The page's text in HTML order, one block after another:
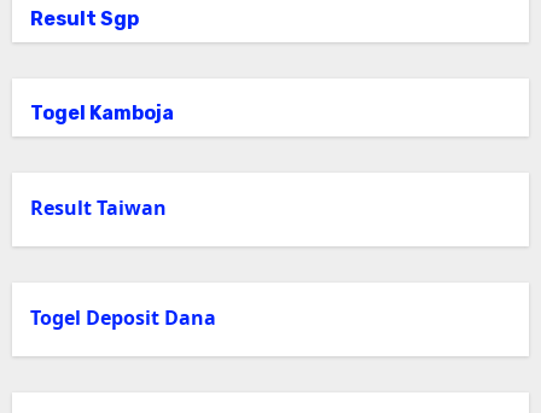
Result Sgp
Togel Kamboja
Result Taiwan
Togel Deposit Dana